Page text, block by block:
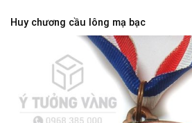
Huy chương cầu lông mạ bạc